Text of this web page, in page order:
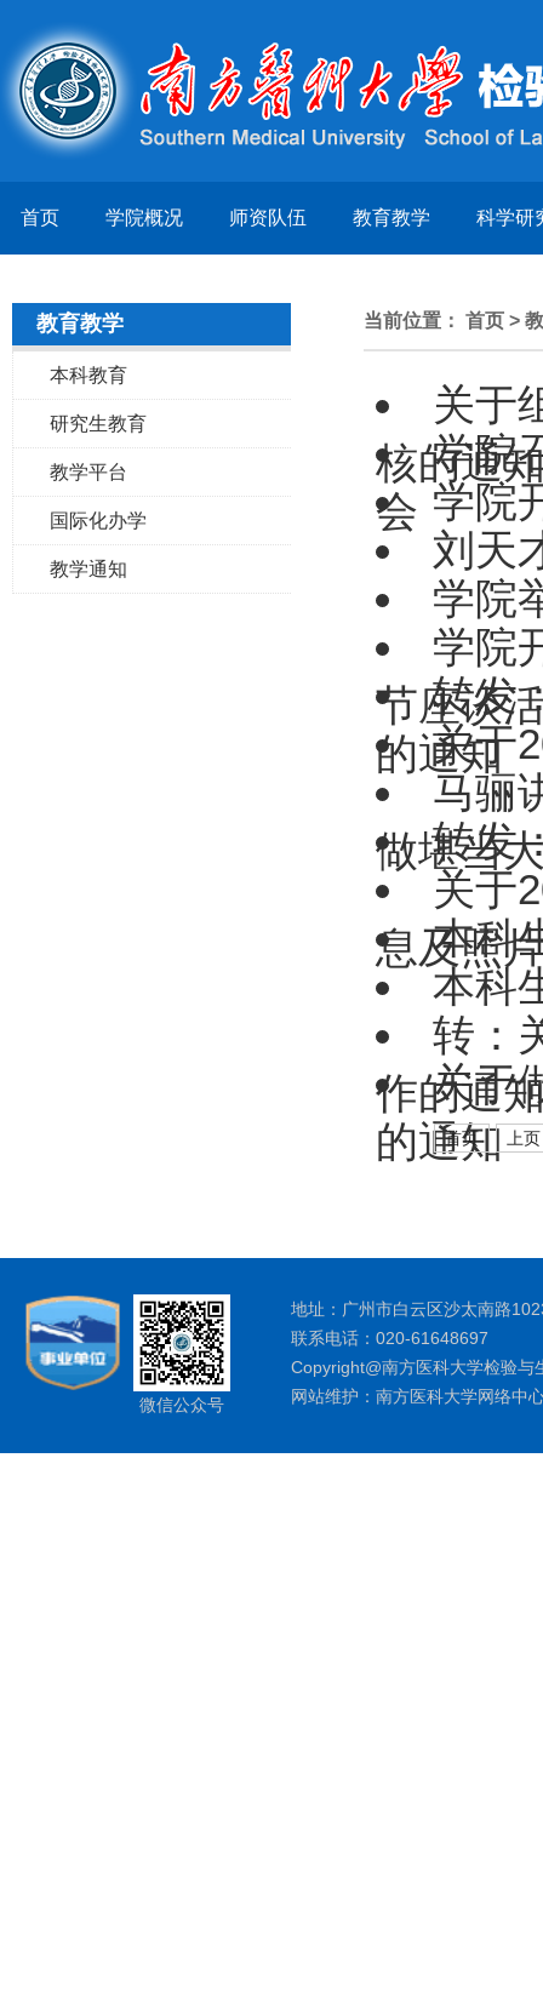
首页 学院概况 师资队伍 教育教学 科学研
教育教学
本科教育
研究生教育
教学平台
国际化办学
教学通知
当前位置： 首页 >
关于
核的通
学院
会 学院
刘天
学院
学院
节座谈
转发
的通知
关于
马骊
做堪当
转发
关于
息及照
本科
本科
转：
作的通
关于
的通知
首页 上页
微信公众号
地址：广州市白云区沙太南路
联系电话：020-61648697
Copyright@南方医科大学检验
网站维护：南方医科大学网络中